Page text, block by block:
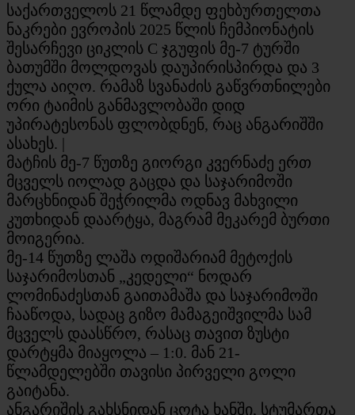
საქართველოს 21 წლამდე ფეხბურთელთა
ნაკრები ევროპის 2025 წლის ჩემპიონატის
შესარჩევი ციკლის C ჯგუფის მე-7 ტურში
ბათუმში მოლდოვას დაუპირისპირდა და 3
ქულა აიღო. რამაზ სვანაძის გაწვრთნილები
ორი ტაიმის განმავლობაში დიდ
უპირატესონას ფლობდნენ, რაც ანგარიშში
ასახეს. |
მატჩის მე-7 წუთზე გიორგი კვერნაძე ერთ
მცველს იოლად გაცდა და საჯარიმოში
მარცხნიდან შეჭრილმა ოდნავ მახვილი
კუთხიდან დაარტყა, მაგრამ მეკარემ ბურთი
მოიგერია.
მე-14 წუთზე ლაშა ოდიშარიამ მეტოქის
საჯარიმოსთან „კედელი“ ნოდარ
ლომინაძესთან გაითამაშა და საჯარიმოში
ჩააწოდა, სადაც გიზო მამაგეიშვილმა სამ
მცველს დაასწრო, რასაც თავით ზუსტი
დარტყმა მიაყოლა – 1:0. მან 21-
წლამდელებში თავისი პირველი გოლი
გაიტანა.
ანგარიშის გახსნიდან ცოტა ხანში, სტუმართა